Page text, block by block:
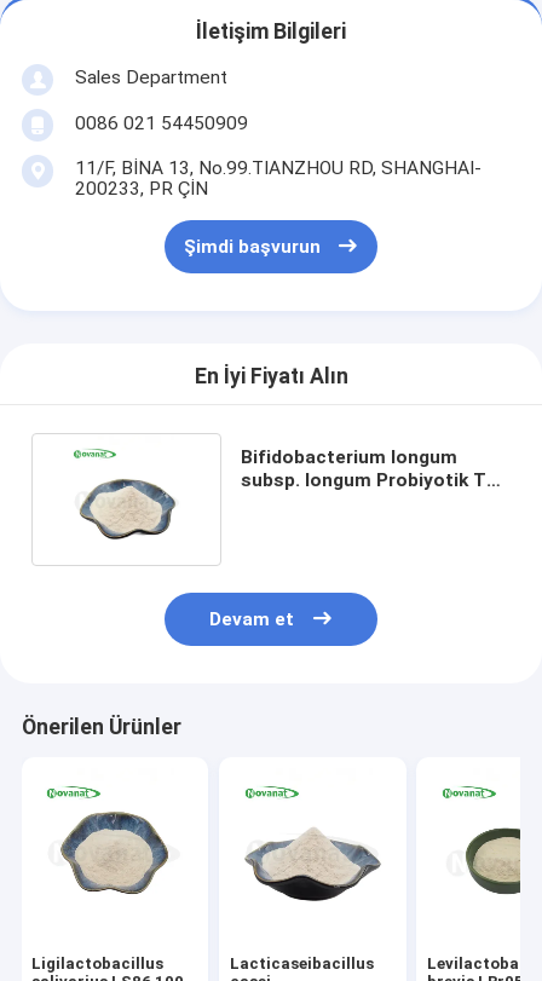
İletişim Bilgileri
Sales Department
0086 021 54450909
11/F, BİNA 13, No.99.TIANZHOU RD, SHANGHAI-
200233, PR ÇİN
Şimdi başvurun
En İyi Fiyatı Alın
Bifidobacterium longum
subsp. longum Probiyotik Toz
Devam et
Önerilen Ürünler
Ligilactobacillus
Lacticaseibacillus